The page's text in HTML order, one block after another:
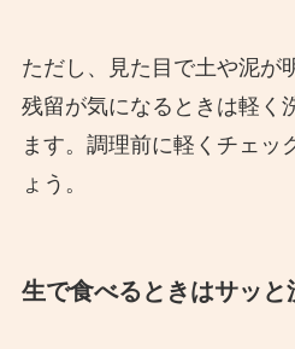
ただし、見た目で土や泥が
残留が気になるときは軽く
ます。調理前に軽くチェッ
ょう。
生で食べるときはサッと